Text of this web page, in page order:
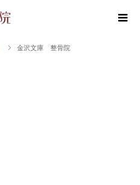
金沢文庫 整骨院